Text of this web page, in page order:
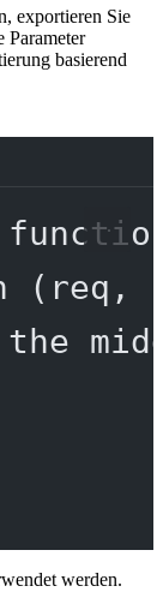
exportieren Sie
Parameter
basierend
( req ,
werden.